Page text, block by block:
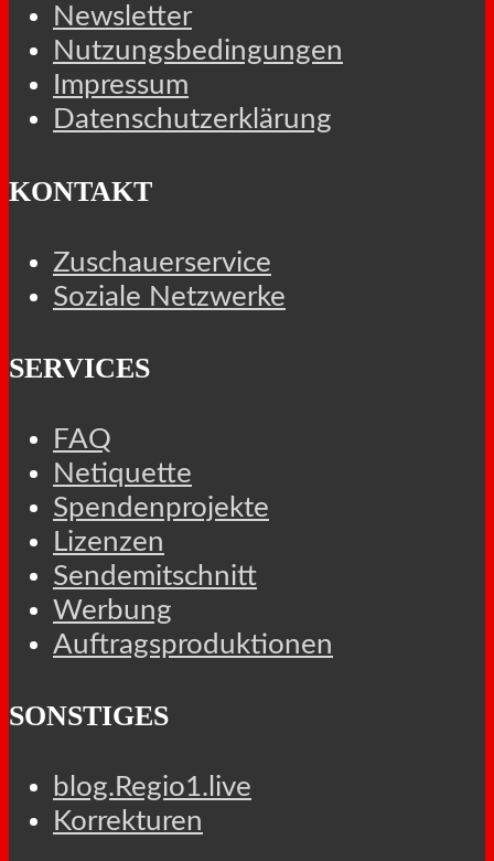
Newsletter
Nutzungsbedingungen
Impressum
Datenschutzerklärung
KONTAKT
Zuschauerservice
Soziale Netzwerke
SERVICES
FAQ
Netiquette
Spendenprojekte
Lizenzen
Sendemitschnitt
Werbung
Auftragsproduktionen
SONSTIGES
blog.Regio1.live
Korrekturen